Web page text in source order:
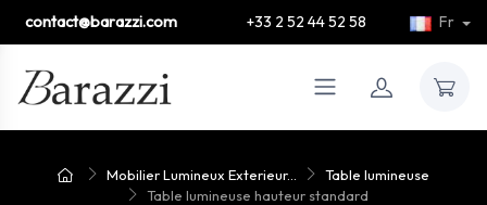
contact@barazzi.com +33 2 52 44 52 58 Fr
Mobilier Lumineux Exterieur...
Table lumineuse
Table lumineuse hauteur standard